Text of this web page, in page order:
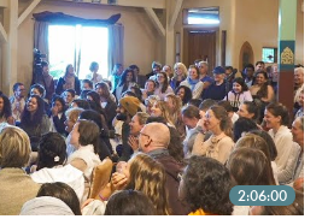
2:06:00